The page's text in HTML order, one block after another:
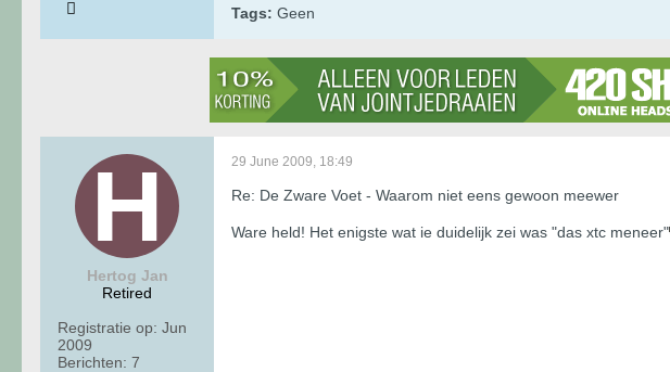
Tags: Geen
Hertog Jan
Retired
Registratie op: Jun
2009
Berichten: 7
29 June 2009, 18:49
Re: De Zware Voet - Waarom niet eens gewoon meewer
Ware held! Het enigste wat ie duidelijk zei was "das xtc meneer"